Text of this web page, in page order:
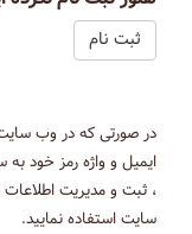
ثبت نام
در صورتی که در وب سایت
ایمیل و واژه رمز خود
، ثبت و مدیریت
سایت استفاده نمایید.